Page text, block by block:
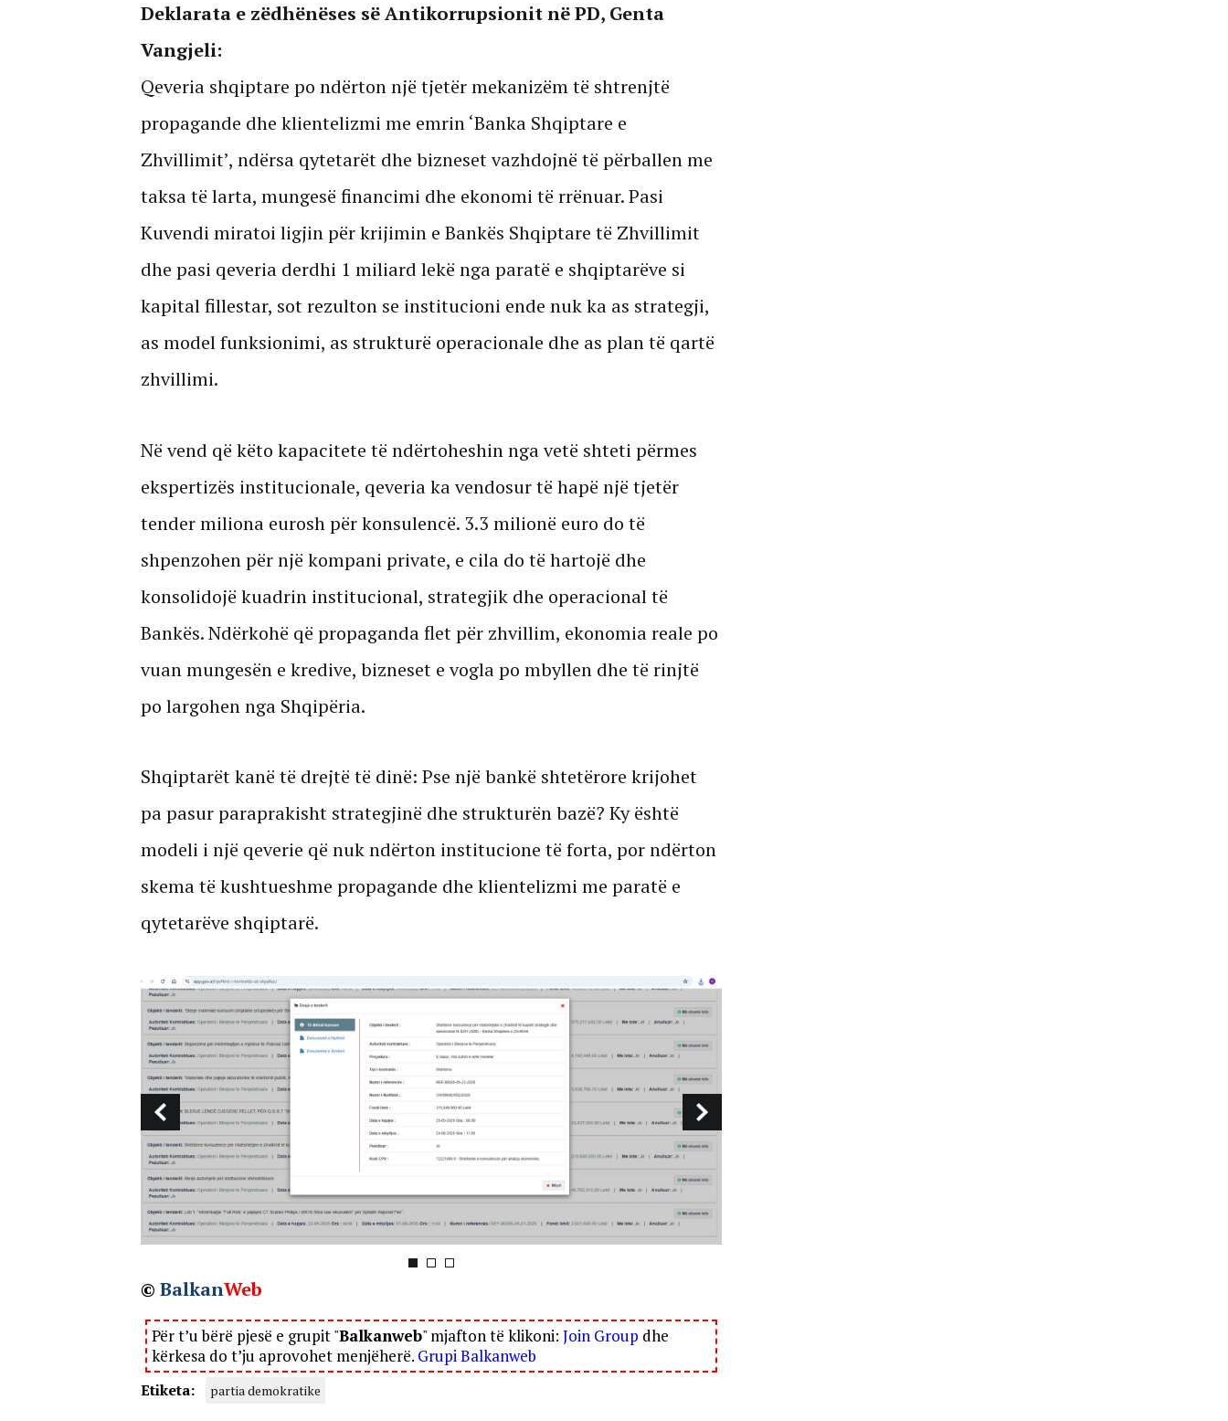
Deklarata e zëdhënëses së Antikorrupsionit në PD, Genta
Vangjeli:
Qeveria shqiptare po ndërton një tjetër mekanizëm të shtrenjtë
propagande dhe klientelizmi me emrin ‘Banka Shqiptare e
Zhvillimit’, ndërsa qytetarët dhe bizneset vazhdojnë të përballen me
taksa të larta, mungesë financimi dhe ekonomi të rrënuar. Pasi
Kuvendi miratoi ligjin për krijimin e Bankës Shqiptare të Zhvillimit
dhe pasi qeveria derdhi 1 miliard lekë nga paratë e shqiptarëve si
kapital fillestar, sot rezulton se institucioni ende nuk ka as strategji,
as model funksionimi, as strukturë operacionale dhe as plan të qartë
zhvillimi.
Në vend që këto kapacitete të ndërtoheshin nga vetë shteti përmes
ekspertizës institucionale, qeveria ka vendosur të hapë një tjetër
tender miliona eurosh për konsulencë. 3.3 milionë euro do të
shpenzohen për një kompani private, e cila do të hartojë dhe
konsolidojë kuadrin institucional, strategjik dhe operacional të
Bankës. Ndërkohë që propaganda flet për zhvillim, ekonomia reale po
vuan mungesën e kredive, bizneset e vogla po mbyllen dhe të rinjtë
po largohen nga Shqipëria.
Shqiptarët kanë të drejtë të dinë: Pse një bankë shtetërore krijohet
pa pasur paraprakisht strategjinë dhe strukturën bazë? Ky është
modeli i një qeverie që nuk ndërton institucione të forta, por ndërton
skema të kushtueshme propagande dhe klientelizmi me paratë e
qytetarëve shqiptarë.
© BalkanWeb
Për t’u bërë pjesë e grupit "Balkanweb" mjafton të klikoni: Join Group dhe
kërkesa do t’ju aprovohet menjëherë. Grupi Balkanweb
Etiketa: partia demokratike